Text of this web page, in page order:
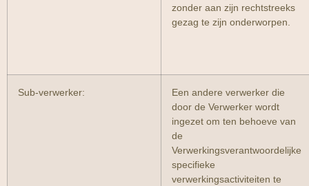
zonder aan zijn rechtstreeks
gezag te zijn onderworpen.
Sub-verwerker:
Een andere verwerker die
door de Verwerker wordt
ingezet om ten behoeve van
de
Verwerkingsverantwoordelijke
specifieke
verwerkingsactiviteiten te